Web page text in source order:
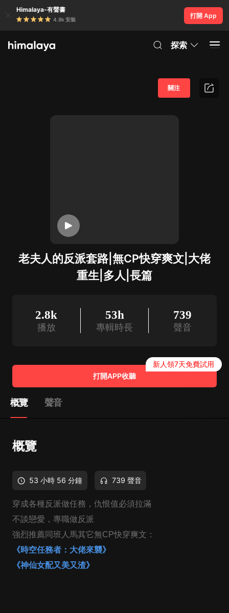
Himalaya-有聲書
4.8k 安裝
打開 App
探索
老夫人的反派套路|無CP快穿爽文|大佬
重生|多人|長篇
關注
2.8k
播放
53h
專輯時長
739
聲音
打開APP收聽
新人領7天免費試用
概覽 聲音
概覽
53 小時 56 分鐘 739 聲音
穿成各種反派做任務，仇恨值必須拉滿
不談戀愛，專職做反派
強烈推薦同班人馬其它無CP快穿爽文：
《時空任務者：大佬來襲》
《神仙女配又美又渣》